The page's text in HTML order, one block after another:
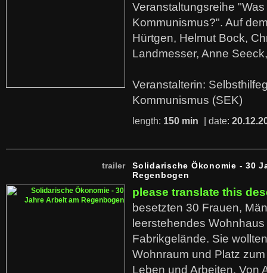
Veranstaltungsreihe "Was
Kommunismus?". Auf
Hürtgen, Helmut Bock,
Landmesser, Anne
Veranstalterin:
Kommunismus (SEK)
length: 150 min | date:
trailer
Solidarische Ökonomie - 30
Regenbogen
please translate this
besetzten 30 Frauen,
leerstehendes
Fabrikgelände. Sie
Wohnraum und Platz
Leben und Arbeiten. Von